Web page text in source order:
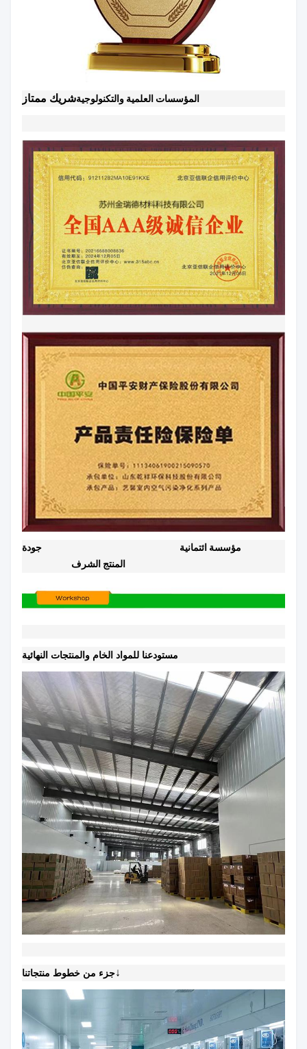
المؤسسات العلمية والتكنولوجيةشريك ممتاز
مؤسسة ائتمانية
جودة
المنتج الشرف
مستودعنا للمواد الخام والمنتجات النهائية
↓جزء من خطوط منتجاتنا